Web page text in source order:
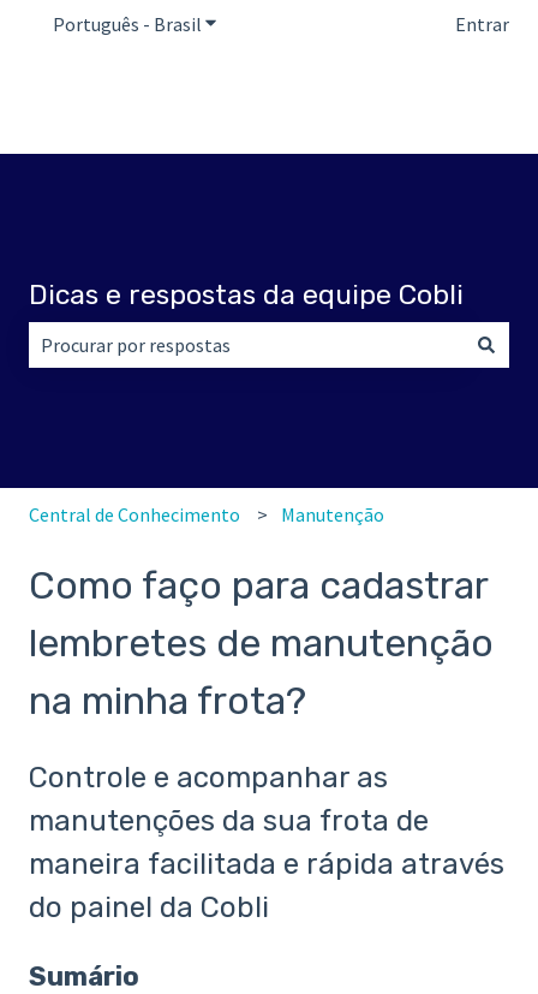
Português - Brasil Mostrar submenu para traduçõesEntrar
Dicas e respostas da equipe Cobli
Central de Conhecimento Manutenção
Como faço para cadastrar
lembretes de manutenção
na minha frota?
Controle e acompanhar as
manutenções da sua frota de
maneira facilitada e rápida através
do painel da Cobli
Sumário